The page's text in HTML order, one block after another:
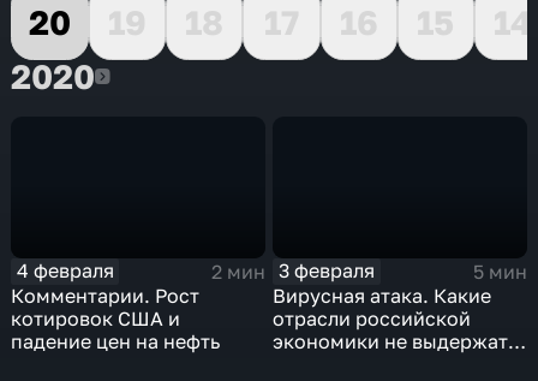
20
19 18 17 16 15
14
20202020
4 февраля
2 мин
Комментарии. Рост
котировок США и
падение цен на нефть
3 февраля
5 мин
Вирусная атака. Какие
отрасли российской
экономики не выдержат